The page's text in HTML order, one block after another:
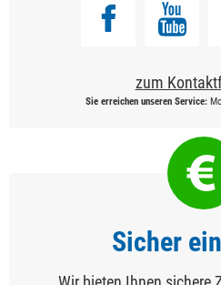
zum
Sie erreichen unseren Service:
Sicher